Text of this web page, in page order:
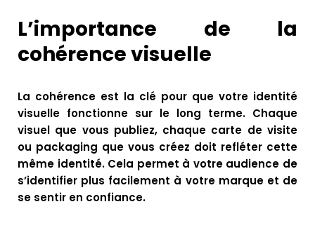
L’importance de la
cohérence visuelle
La cohérence est la clé pour que votre identité
visuelle fonctionne sur le long terme. Chaque
visuel que vous publiez, chaque carte de visite
ou packaging que vous créez doit refléter cette
même identité. Cela permet à votre audience de
s’identifier plus facilement à votre marque et de
se sentir en confiance.